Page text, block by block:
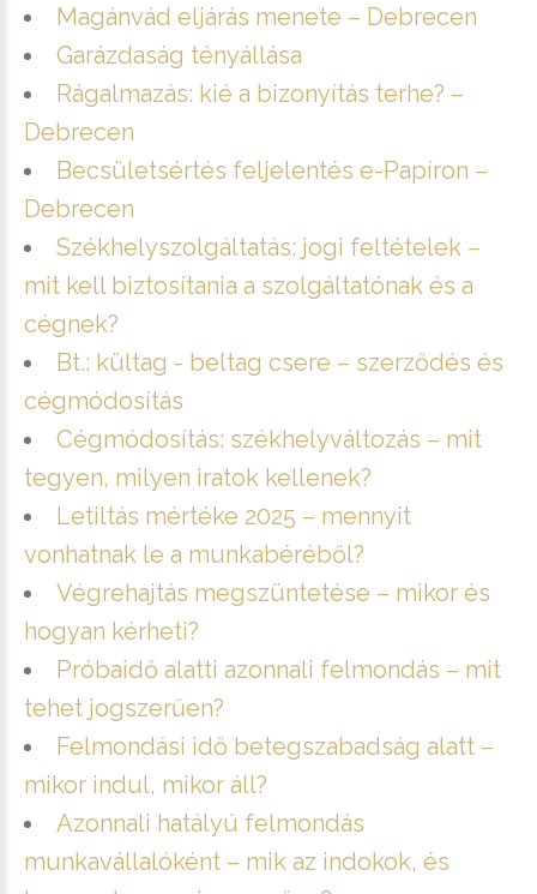
Magánvád eljárás menete – Debrecen
Garázdaság tényállása
Rágalmazás: kié a bizonyítás terhe? –
Debrecen
Becsületsértés feljelentés e-Papíron –
Debrecen
Székhelyszolgáltatás: jogi feltételek –
mit kell biztosítania a szolgáltatónak és a
cégnek?
Bt.: kültag - beltag csere – szerződés és
cégmódosítás
Cégmódosítás: székhelyváltozás – mit
tegyen, milyen iratok kellenek?
Letiltás mértéke 2025 – mennyit
vonhatnak le a munkabéréből?
Végrehajtás megszüntetése – mikor és
hogyan kérheti?
Próbaidő alatti azonnali felmondás – mit
tehet jogszerűen?
Felmondási idő betegszabadság alatt –
mikor indul, mikor áll?
Azonnali hatályú felmondás
munkavállalóként – mik az indokok, és